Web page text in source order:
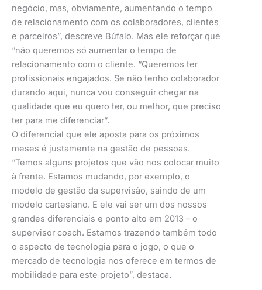
negócio, mas, obviamente, aumentando o tempo
de relacionamento com os colaboradores, clientes
e parceiros”, descreve Búfalo. Mas ele reforçar que
“não queremos só aumentar o tempo de
relacionamento com o cliente. “Queremos ter
profissionais engajados. Se não tenho colaborador
durando aqui, nunca vou conseguir chegar na
qualidade que eu quero ter, ou melhor, que preciso
ter para me diferenciar”.
O diferencial que ele aposta para os próximos
meses é justamente na gestão de pessoas.
“Temos alguns projetos que vão nos colocar muito
à frente. Estamos mudando, por exemplo, o
modelo de gestão da supervisão, saindo de um
modelo cartesiano. E ele vai ser um dos nossos
grandes diferenciais e ponto alto em 2013 – o
supervisor coach. Estamos trazendo também todo
o aspecto de tecnologia para o jogo, o que o
mercado de tecnologia nos oferece em termos de
mobilidade para este projeto”, destaca.